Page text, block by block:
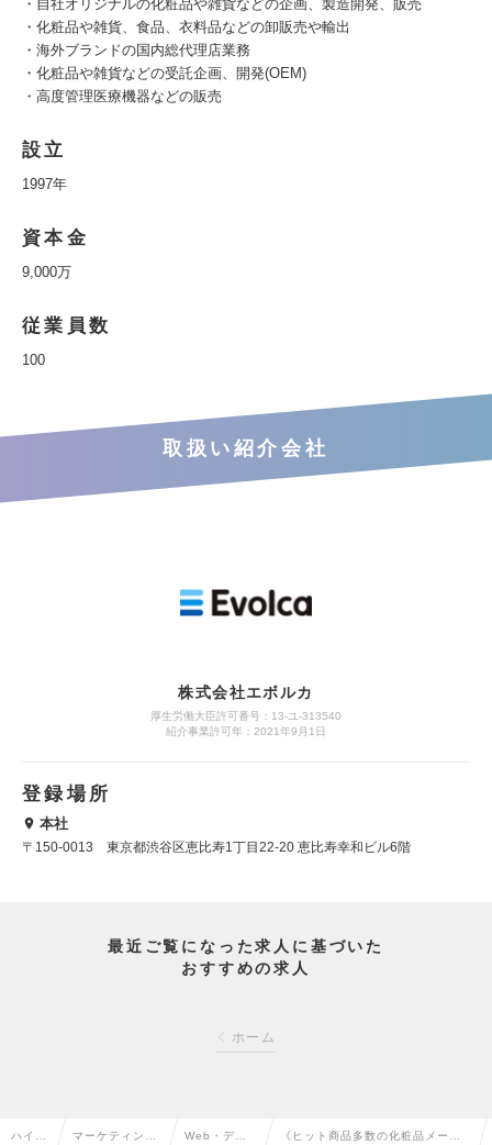
・自社オリジナルの化粧品や雑貨などの企画、製造開発、販売
・化粧品や雑貨、食品、衣料品などの卸販売や輸出
・海外ブランドの国内総代理店業務
・化粧品や雑貨などの受託企画、開発(OEM)
・高度管理医療機器などの販売
設立
1997年
資本金
9,000万
従業員数
100
取扱い紹介会社
株式会社エボルカ
厚生労働大臣許可番号：13‐ユ‐313540
紹介事業許可年：2021年9月1日
登録場所
本社
〒150-0013 東京都渋谷区恵比寿1丁目22-20 恵比寿幸和ビル6階
最近ご覧になった求人に基づいた
おすすめの求人
ホーム
ハイク マーケティン Web・デジ 《ヒット商品多数の化粧品メーカ